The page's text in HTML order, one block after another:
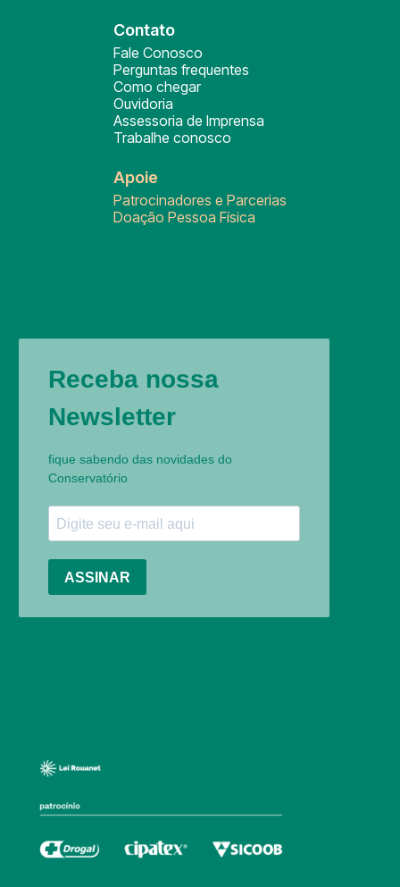
Contato
Fale Conosco
Perguntas frequentes
Como chegar
Ouvidoria
Assessoria de Imprensa
Trabalhe conosco
Apoie
Patrocinadores e Parcerias
Doação Pessoa Física